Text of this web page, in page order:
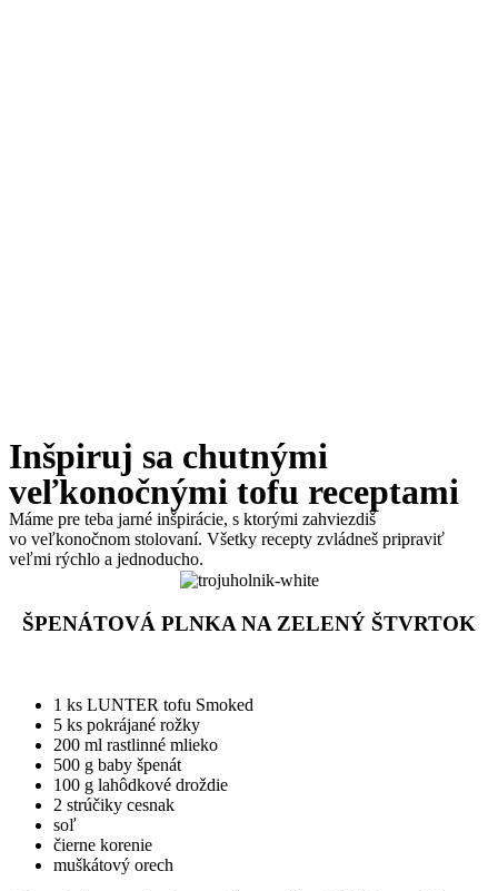
Inšpiruj sa chutnými
veľkonočnými tofu receptami
Máme pre teba jarné inšpirácie, s ktorými zahviezdiš
vo veľkonočnom stolovaní. Všetky recepty zvládneš pripraviť
veľmi rýchlo a jednoducho.
ŠPENÁTOVÁ PLNKA NA ZELENÝ ŠTVRTOK
1 ks LUNTER tofu Smoked
5 ks pokrájané rožky
200 ml rastlinné mlieko
500 g baby špenát
100 g lahôdkové droždie
2 strúčiky cesnak
soľ
čierne korenie
muškátový orech